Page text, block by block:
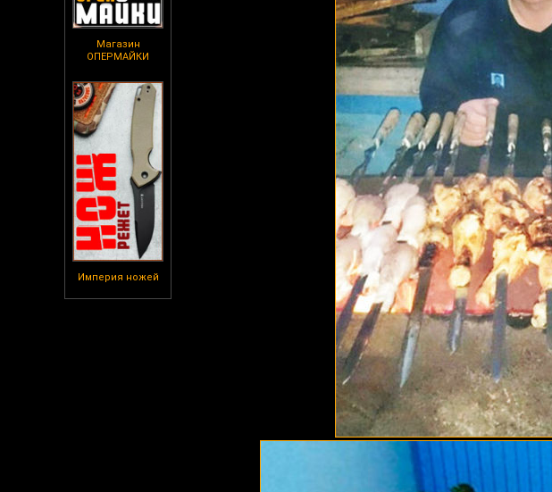
Магазин
ОПЕРМАЙКИ
Империя ножей